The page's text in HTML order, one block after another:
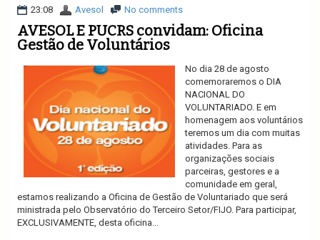
23:08 Avesol No comments
AVESOL E PUCRS convidam: Oficina
Gestão de Voluntários
No dia 28 de agosto
comemoraremos o DIA
NACIONAL DO
VOLUNTARIADO. E em
homenagem aos voluntários
teremos um dia com muitas
atividades. Para as
organizações sociais
parceiras, gestores e a
comunidade em geral,
estamos realizando a Oficina de Gestão de Voluntariado que será
ministrada pelo Observatório do Terceiro Setor/FIJO. Para participar,
EXCLUSIVAMENTE, desta oficina...